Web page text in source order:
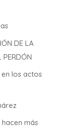
DE LA
PERDÓN
los actos
más